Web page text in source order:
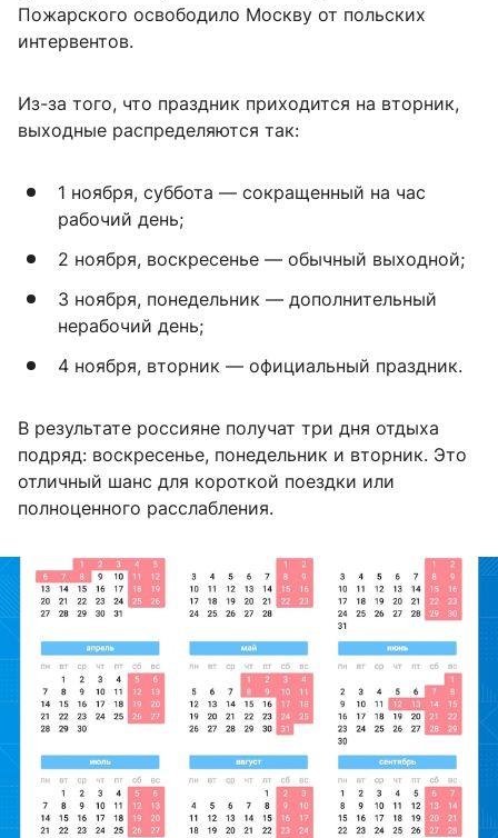
Пожарского освободило Москву от польских
интервентов.
Из-за того, что праздник приходится на вторник,
выходные распределяются так:
1 ноября, суббота — сокращенный на час
рабочий день;
2 ноября, воскресенье — обычный выходной;
3 ноября, понедельник — дополнительный
нерабочий день;
4 ноября, вторник — официальный праздник.
В результате россияне получат три дня отдыха
подряд: воскресенье, понедельник и вторник. Это
отличный шанс для короткой поездки или
полноценного расслабления.